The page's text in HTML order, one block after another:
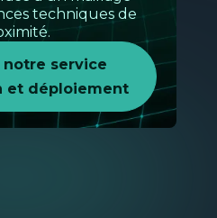
grâce
de vos clients
Nos
techniques de
service
et déploiement